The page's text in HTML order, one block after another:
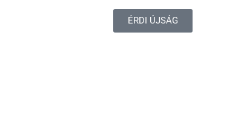
ÉRDI ÚJSÁG